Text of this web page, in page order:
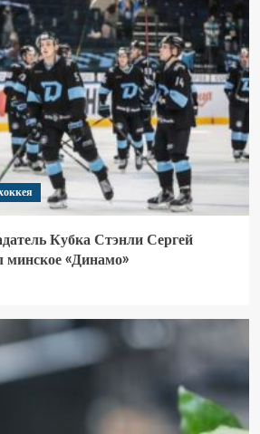
Кубка Стэнли Сергей
«Динамо»